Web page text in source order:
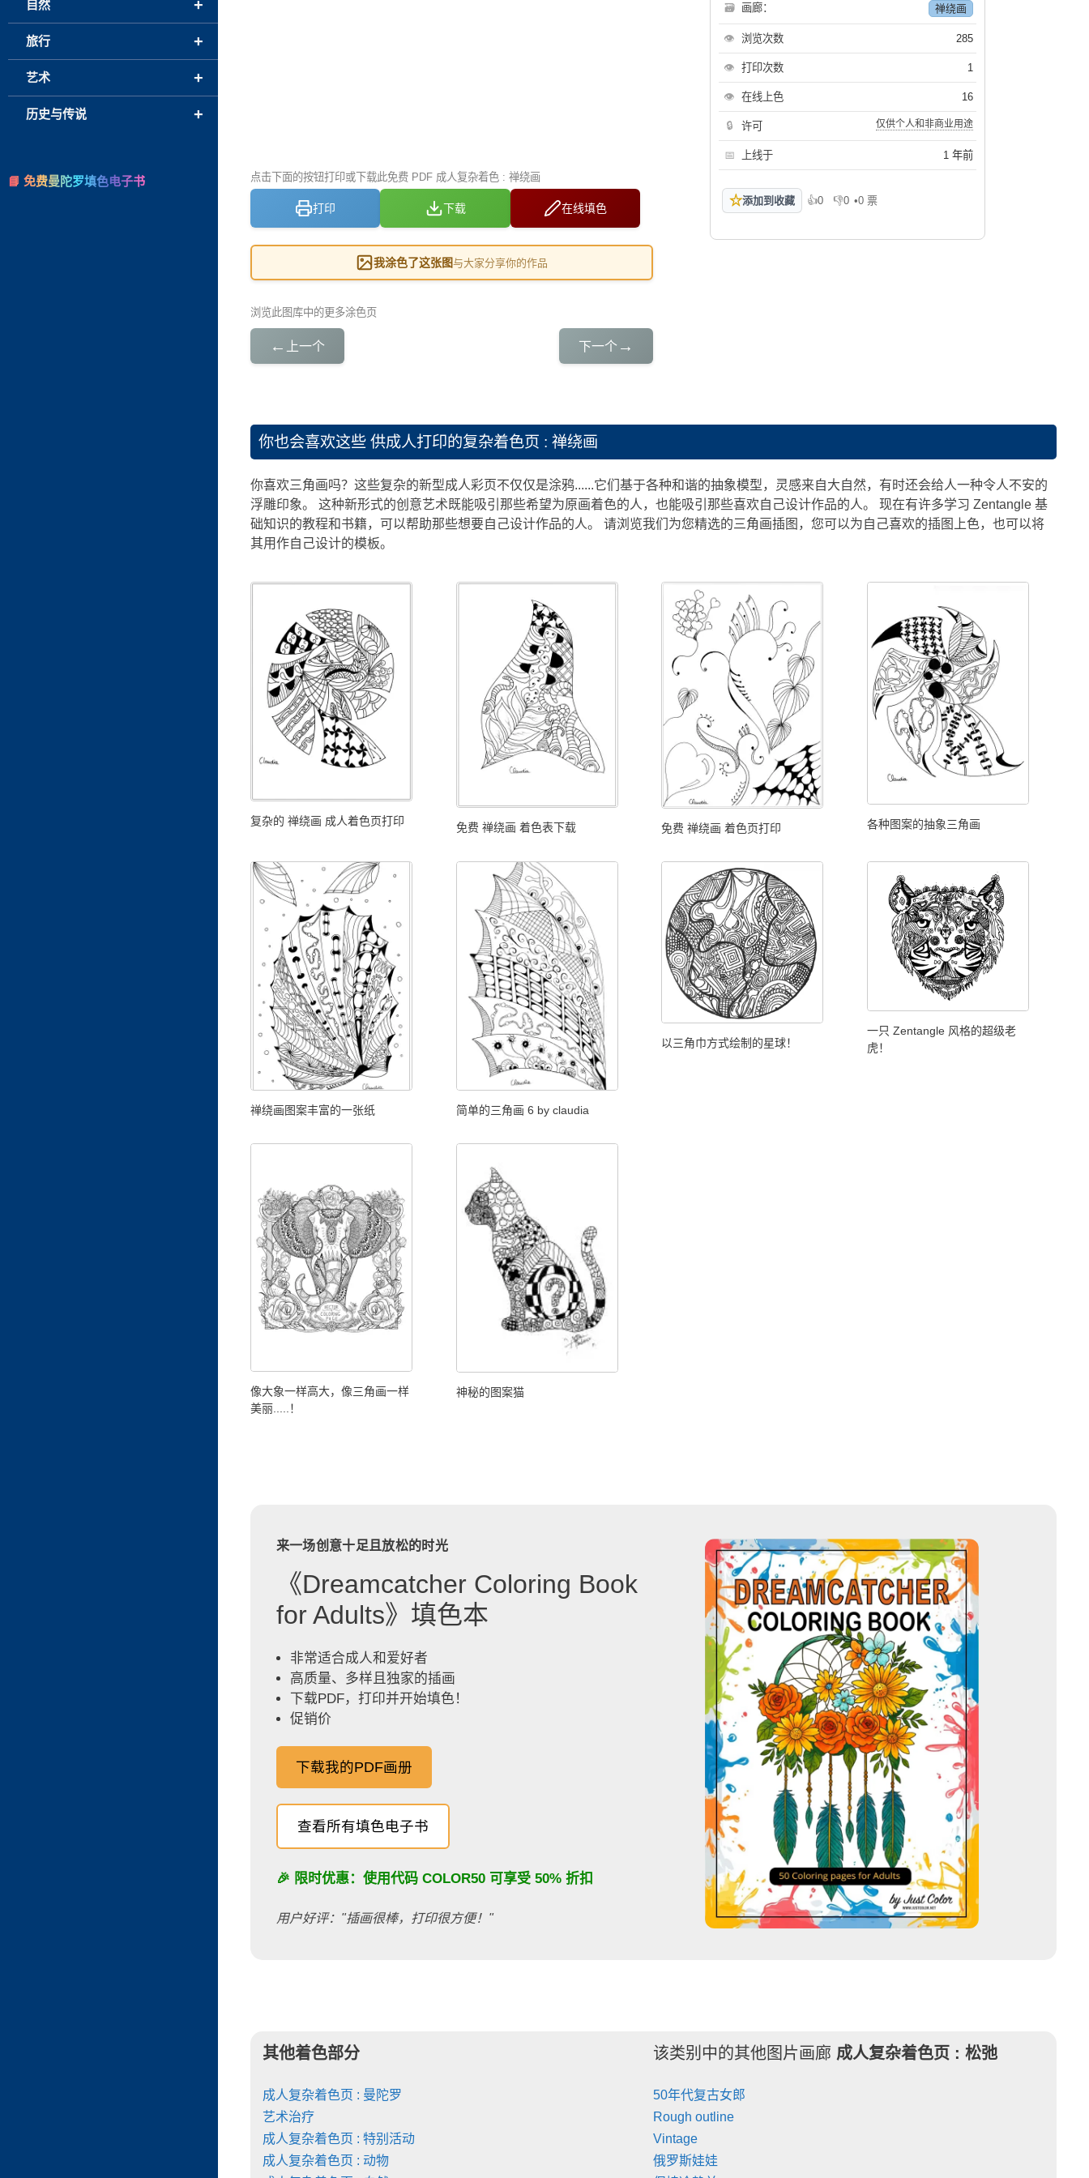
点击下面的按钮打印或下载此免费 PDF 成人复杂着色 : 禅绕画
打印 下载 在线填色
我涂色了这张图与大家分享你的作品
浏览此图库中的更多涂色页
← 上一个 下一个 →
🗃 画廊： 禅绕画
👁 浏览次数 285
👁 打印次数 1
👁 在线上色 16
🔒 许可 仅供个人和非商业用途
📅 上线于 1 年前
☆添加到收藏 👍0
喜欢 👎0
不喜欢
•0 票
你也会喜欢这些 供成人打印的复杂着色页 : 禅绕画
你喜欢三角画吗？这些复杂的新型成人彩页不仅仅是涂鸦......它们基于各种和谐的抽象模型，灵感来自大自然，有时还会给人一种令人不安的
浮雕印象。 这种新形式的创意艺术既能吸引那些希望为原画着色的人，也能吸引那些喜欢自己设计作品的人。 现在有许多学习 Zentangle 基
础知识的教程和书籍，可以帮助那些想要自己设计作品的人。 请浏览我们为您精选的三角画插图，您可以为自己喜欢的插图上色，也可以将
其用作自己设计的模板。
复杂的 禅绕画 成人着色页打印 免费 禅绕画 着色表下载 免费 禅绕画 着色页打印 各种图案的抽象三角画
禅绕画图案丰富的一张纸 简单的三角画 6 by claudia
以三角巾方式绘制的星球！
一只 Zentangle 风格的超级老
虎！
像大象一样高大，像三角画一样
美丽.....！
神秘的图案猫
来一场创意十足且放松的时光
《Dreamcatcher Coloring Book
for Adults》填色本
非常适合成人和爱好者
高质量、多样且独家的插画
下载PDF，打印并开始填色！
促销价
下载我的PDF画册
查看所有填色电子书
🎉 限时优惠：使用代码 COLOR50可享受 50% 折扣
用户好评："插画很棒，打印很方便！"
其他着色部分
成人复杂着色页 : 曼陀罗
艺术治疗
成人复杂着色页 : 特别活动
成人复杂着色页 : 动物
该类别中的其他图片画廊 成人复杂着色页 :松弛
50年代复古女郎
Rough outline
Vintage
俄罗斯娃娃
+
自然
+
旅行
+
艺术
+
历史与传说
📘 免费曼陀罗填色电子书